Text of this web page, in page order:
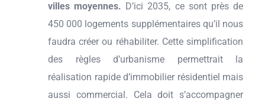
villes moyennes. D’ici 2035, ce sont près de
450 000 logements supplémentaires qu’il nous
faudra créer ou réhabiliter. Cette simplification
des règles d’urbanisme permettrait la
réalisation rapide d’immobilier résidentiel mais
aussi commercial. Cela doit s’accompagner